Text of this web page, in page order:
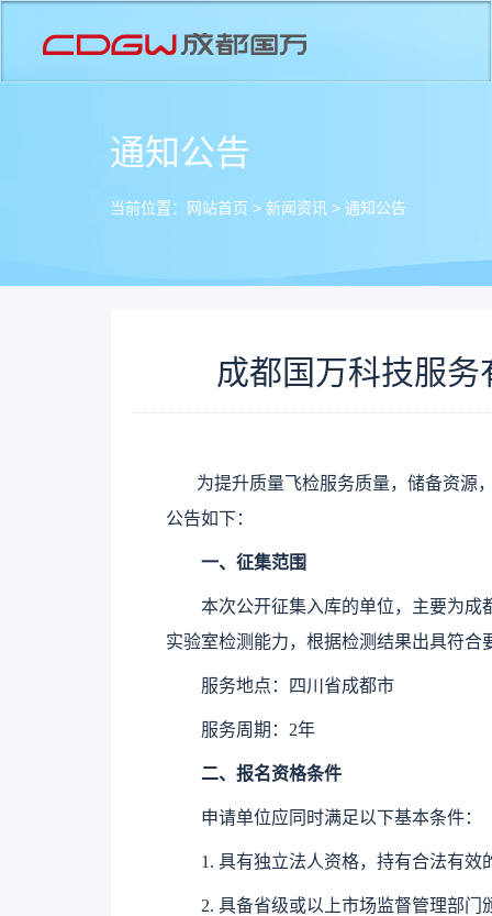
通知公告
当前位置： 网站首页 > 新闻资讯 > 通知公告
成都国万科技服
为提升质量飞检服务质量，储备资源
公告如下：
一、征集范围​
本次公开征集入库的单位，主要为成
实验室检测能力， 根据检测结果出具符合
服务地点：四川省成都市
服务周期：2年
二、报名资格条件​
申请单位应同时满足以下基本条件：
1. 具有独立法人资格，持有合法有效
2. 具备省级或以上市场监督管理部门